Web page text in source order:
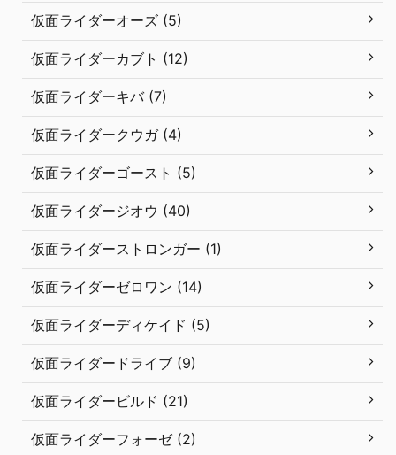
仮面ライダーオーズ (5)
仮面ライダーカブト (12)
仮面ライダーキバ (7)
仮面ライダークウガ (4)
仮面ライダーゴースト (5)
仮面ライダージオウ (40)
仮面ライダーストロンガー (1)
仮面ライダーゼロワン (14)
仮面ライダーディケイド (5)
仮面ライダードライブ (9)
仮面ライダービルド (21)
仮面ライダーフォーゼ (2)